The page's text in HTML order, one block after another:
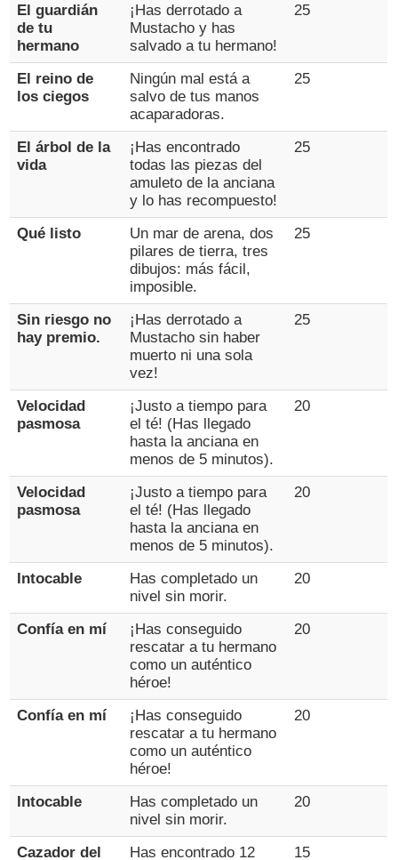
El guardián
de tu
hermano
¡Has derrotado a
Mustacho y has
salvado a tu hermano!
25
El reino de
los ciegos
Ningún mal está a
salvo de tus manos
acaparadoras.
25
El árbol de la
vida
¡Has encontrado
todas las piezas del
amuleto de la anciana
y lo has recompuesto!
25
Qué listo
Un mar de arena, dos
pilares de tierra, tres
dibujos: más fácil,
imposible.
25
Sin riesgo no
hay premio.
¡Has derrotado a
Mustacho sin haber
muerto ni una sola
vez!
25
Velocidad
pasmosa
¡Justo a tiempo para
el té! (Has llegado
hasta la anciana en
menos de 5 minutos).
20
Velocidad
pasmosa
¡Justo a tiempo para
el té! (Has llegado
hasta la anciana en
menos de 5 minutos).
20
Intocable
Has completado un
nivel sin morir.
20
Confía en mí
¡Has conseguido
rescatar a tu hermano
como un auténtico
héroe!
20
Confía en mí
¡Has conseguido
rescatar a tu hermano
como un auténtico
héroe!
20
Intocable
Has completado un
nivel sin morir.
20
Cazador del Has encontrado 12 15